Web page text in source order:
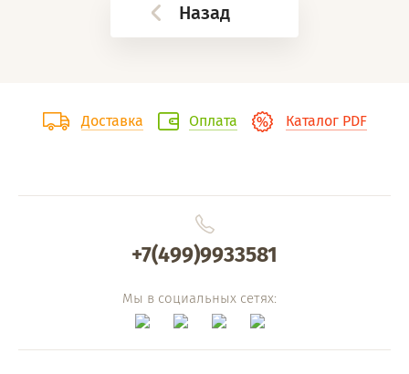
Назад
Доставка Оплата Каталог PDF
+7(499)9933581
Мы в социальных сетях: